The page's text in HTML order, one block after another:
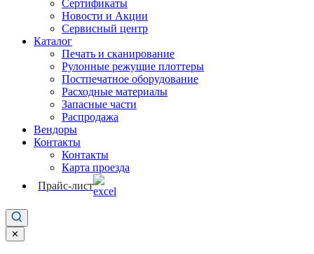
Сертификаты
Новости и Акции
Сервисный центр
Каталог
Печать и сканирование
Рулонные режущие плоттеры
Постпечатное оборудование
Расходные материалы
Запасные части
Распродажа
Вендоры
Контакты
Контакты
Карта проезда
Прайс-лист
✕